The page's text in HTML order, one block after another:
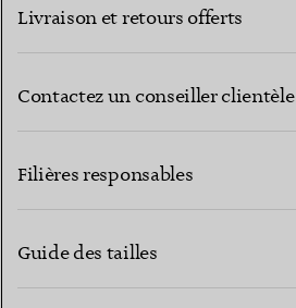
Livraison et retours offerts
Contactez un conseiller clientèle
Filières responsables
Guide des tailles